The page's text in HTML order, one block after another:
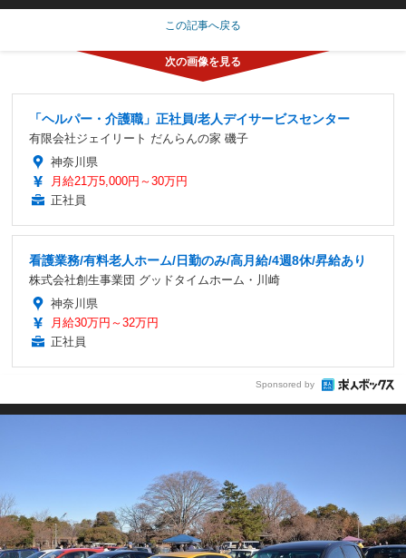
この記事へ戻る
「ヘルパー・介護職」正社員/老人デイサービスセンター
有限会社ジェイリート だんらんの家 磯子
神奈川県
月給21万5,000円～30万円
正社員
看護業務/有料老人ホーム/日勤のみ/高月給/4週8休/昇給あり
株式会社創生事業団 グッドタイムホーム・川崎
神奈川県
月給30万円～32万円
正社員
Sponsored by